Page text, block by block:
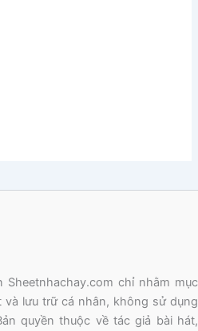
Sheetnhachay.com chỉ nhằm mục
lưu trữ cá nhân, không sử dụng
quyền thuộc về tác giả bài hát,